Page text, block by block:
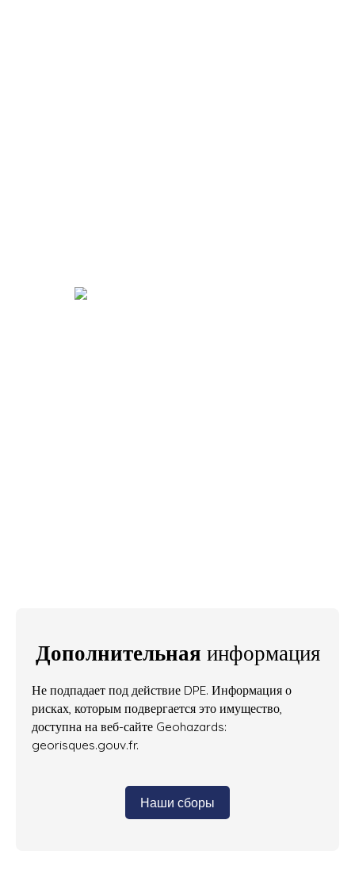
Дополнительная информация
Не подпадает под действие DPE. Информация о
рисках, которым подвергается это имущество,
доступна на веб-сайте Geohazards:
georisques.gouv.fr.
Наши сборы